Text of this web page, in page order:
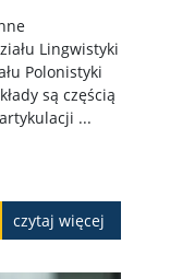
Lingwistyki
Polonistyki
są częścią
...
czytaj więcej